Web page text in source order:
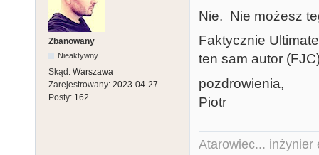
Zbanowany
Nieaktywny
Skąd: Warszawa
Zarejestrowany: 2023-04-27
Posty: 162
Nie. Nie możesz
Faktycznie
ten sam autor
pozdrowienia,
Piotr
Atarowiec... inżynier